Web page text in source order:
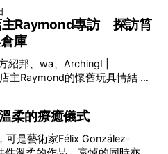
。
可是遷至兩房兩廳的單位後又再
兩廳的公寓。不斷買椅子，手
兒突然發燒，想帶她去看醫
左右。這令他再次決心不再買
望新椅子了。 織田憲嗣
ROG Xbox Ally，除了機能提升
被視為最強手提電競遊戲機。所
試試是否如評價般強勁！ 自
般多，坐定定在螢幕前開機也變
時間，所以很多時也變成空
ROG Ally X，喜歡它可以流動
Ultimate的遊戲，在上班及平
床上慢慢遊玩，相對比其他熱
Switch 2等，也玩得較多3A大
主Raymond專訪 探訪筲
庫
邦、wa、ArchingⅠ |
玩具反斗城，甚至屈臣氏和萬
，那種梗有一間在左近、想玩
全球市場的網購模式可以媲
柔的療癒儀式
可是藝術家Félix González-